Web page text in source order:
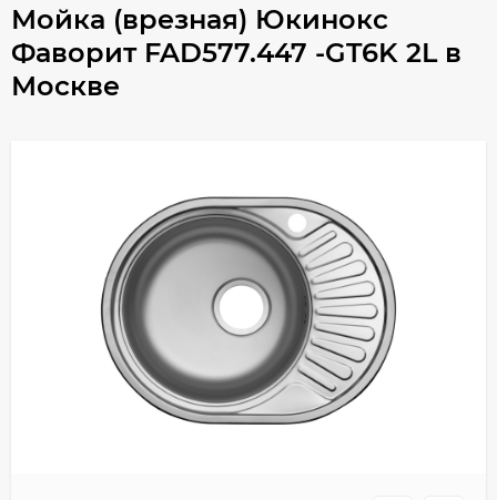
Мойка (врезная) Юкинокс
Фаворит FAD577.447 -GT6K 2Lв
Москве